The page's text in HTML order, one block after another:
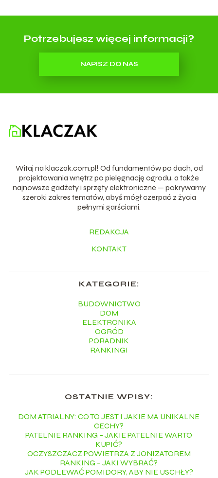
Potrzebujesz więcej informacji?
NAPISZ DO NAS
Witaj na klaczak.com.pl! Od fundamentów po dach, od
projektowania wnętrz po pielęgnację ogrodu, a także
najnowsze gadżety i sprzęty elektroniczne — pokrywamy
szeroki zakres tematów, abyś mógł czerpać z życia
pełnymi garściami.
REDAKCJA
KONTAKT
KATEGORIE:
BUDOWNICTWO
DOM
ELEKTRONIKA
OGRÓD
PORADNIK
RANKINGI
OSTATNIE WPISY:
DOM ATRIALNY: CO TO JEST I JAKIE MA UNIKALNE
CECHY?
PATELNIE RANKING – JAKIE PATELNIE WARTO
KUPIĆ?
OCZYSZCZACZ POWIETRZA Z JONIZATOREM
RANKING – JAKI WYBRAĆ?
JAK PODLEWAĆ POMIDORY, ABY NIE USCHŁY?